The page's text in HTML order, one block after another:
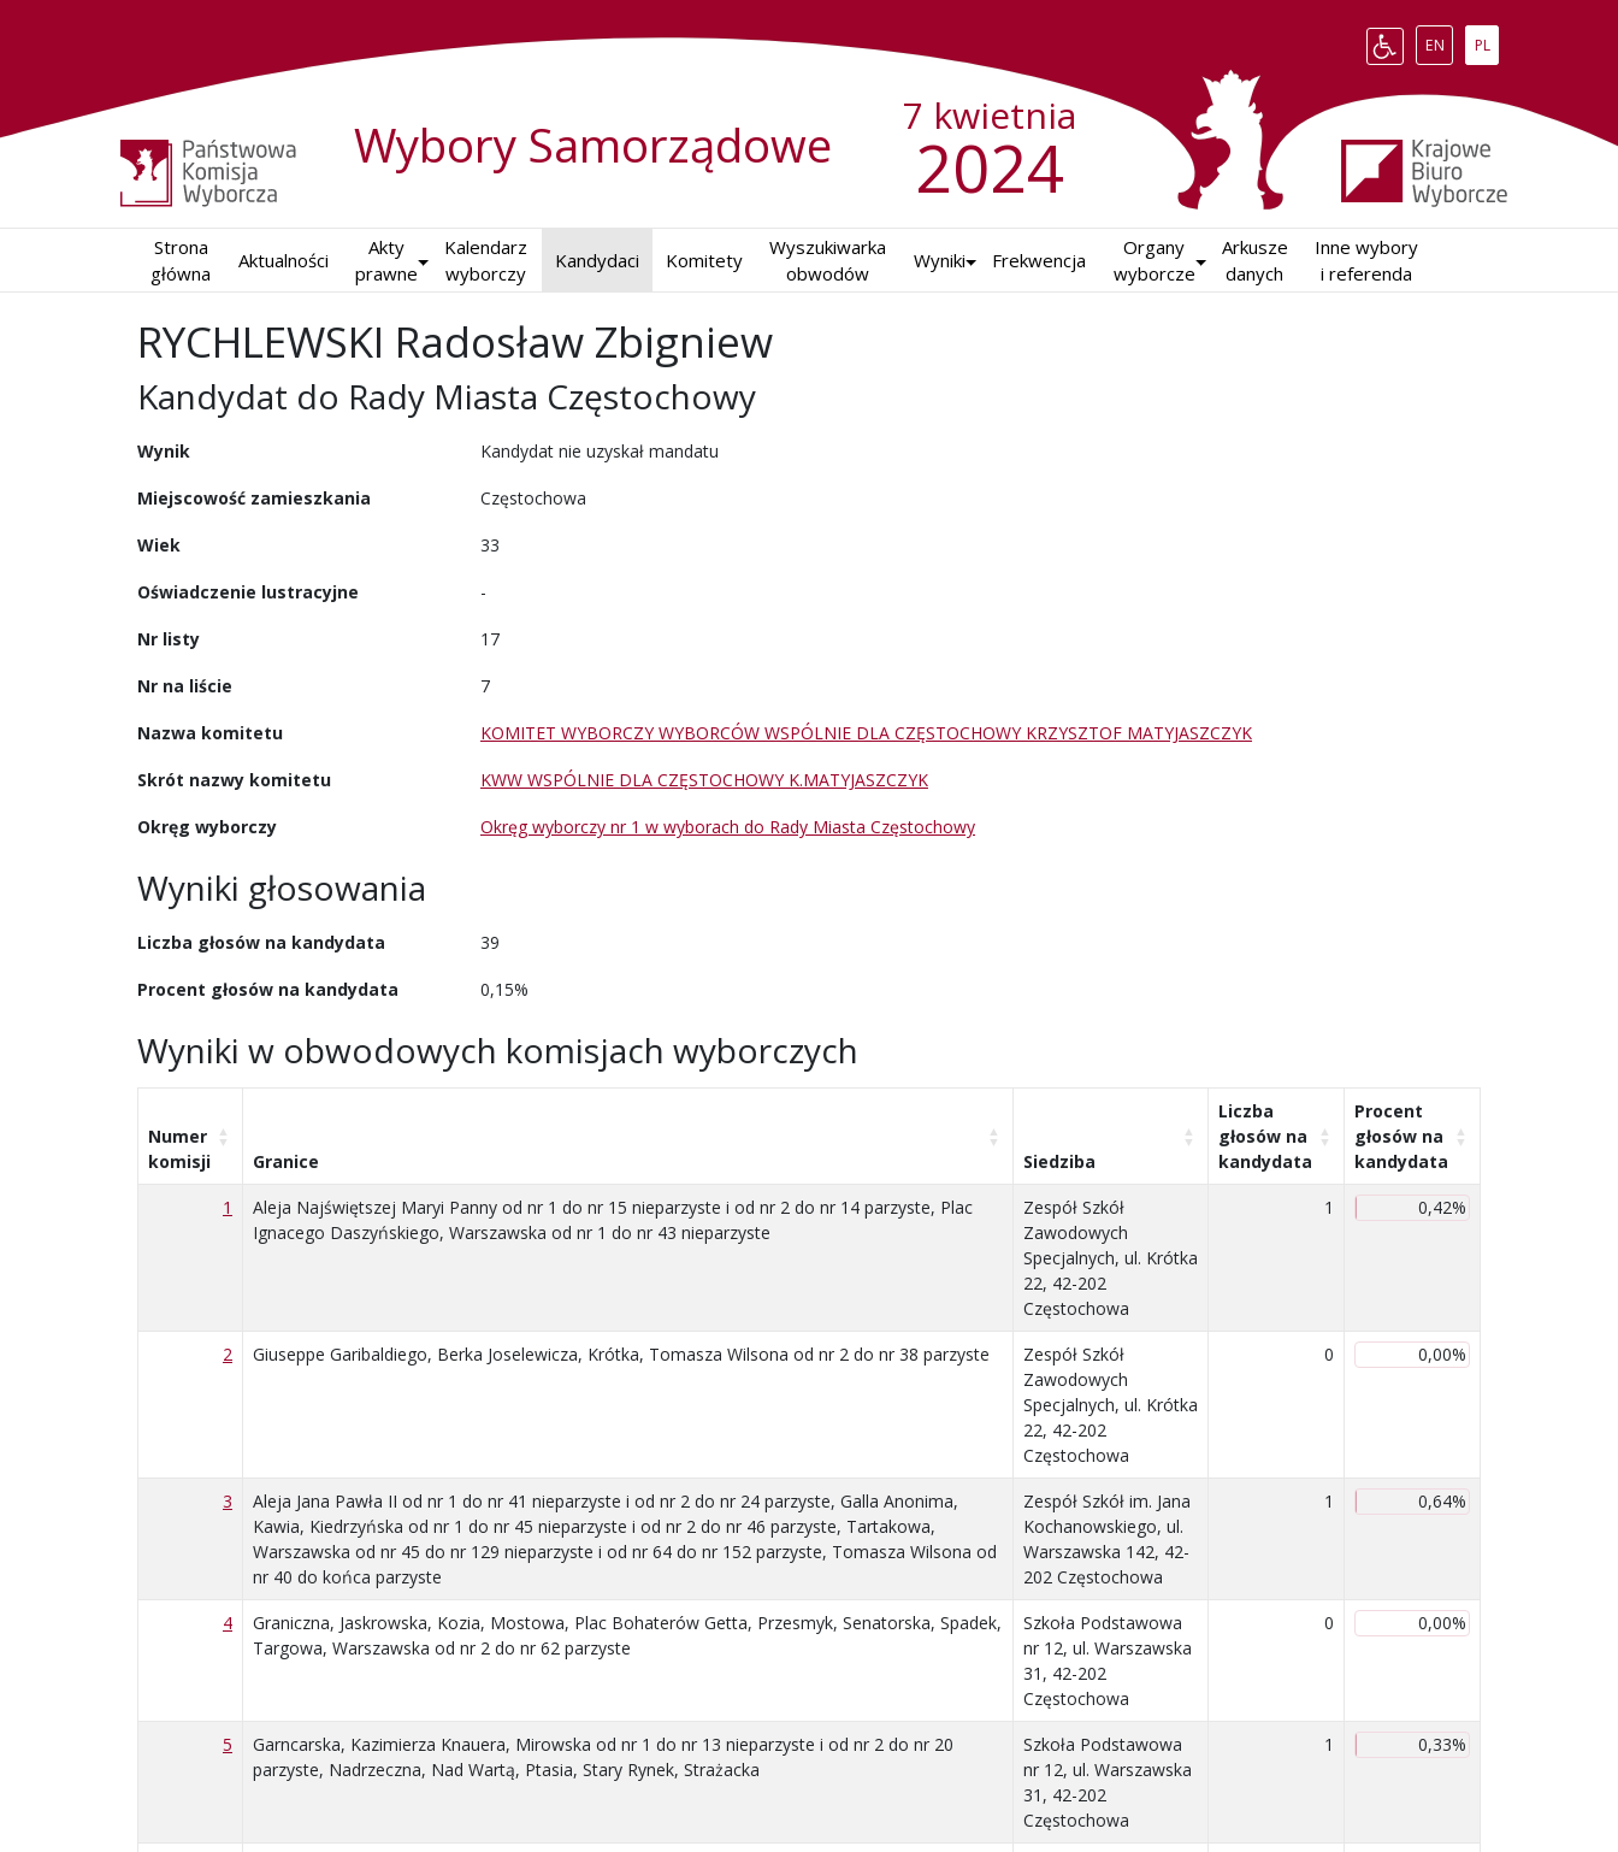
Change language to English
EN Zmień język na
PL
Wybory Samorządowe 2024
7 kwietnia
Strona
główna
Aktualności
Akty
prawne
Kalendarz
wyborczy
Kandydaci Komitety
Wyszukiwarka
obwodów
Wyniki Frekwencja
Organy
wyborcze
Arkusze
danych
Inne wybory
i referenda
RYCHLEWSKI Radosław Zbigniew
Kandydat do Rady Miasta Częstochowy
w wyborach samorządowych w 2024 r.
Wynik Kandydat nie uzyskał mandatu
Miejscowość zamieszkania Częstochowa
Wiek 33
Oświadczenie lustracyjne -
Nr listy 17
Nr na liście 7
Nazwa komitetu KOMITET WYBORCZY WYBORCÓW WSPÓLNIE DLA CZĘSTOCHOWY KRZYSZTOF MATYJASZCZYK
Skrót nazwy komitetu KWW WSPÓLNIE DLA CZĘSTOCHOWY K.MATYJASZCZYK
Okręg wyborczy Okręg wyborczy nr 1 w wyborach do Rady Miasta Częstochowy
Wyniki głosowania
Liczba głosów na kandydata 39
Procent głosów na kandydata 0,15%
Wyniki w obwodowych komisjach wyborczych
Numer
komisji
Granice Siedziba
Liczba
głosów na
kandydata
Procent
głosów na
kandydata
1
Aleja Najświętszej Maryi Panny od nr 1 do nr 15 nieparzyste i od nr 2 do nr 14 parzyste, Plac
Ignacego Daszyńskiego, Warszawska od nr 1 do nr 43 nieparzyste
Zespół Szkół
Zawodowych
Specjalnych, ul. Krótka
22, 42-202
Częstochowa
1 0,42%
2 Giuseppe Garibaldiego, Berka Joselewicza, Krótka, Tomasza Wilsona od nr 2 do nr 38 parzyste
Zespół Szkół
Zawodowych
Specjalnych, ul. Krótka
22, 42-202
Częstochowa
0 0,00%
3
Aleja Jana Pawła II od nr 1 do nr 41 nieparzyste i od nr 2 do nr 24 parzyste, Galla Anonima,
Kawia, Kiedrzyńska od nr 1 do nr 45 nieparzyste i od nr 2 do nr 46 parzyste, Tartakowa,
Warszawska od nr 45 do nr 129 nieparzyste i od nr 64 do nr 152 parzyste, Tomasza Wilsona od
nr 40 do końca parzyste
Zespół Szkół im. Jana
Kochanowskiego, ul.
Warszawska 142, 42-
202 Częstochowa
1 0,64%
4
Graniczna, Jaskrowska, Kozia, Mostowa, Plac Bohaterów Getta, Przesmyk, Senatorska, Spadek,
Targowa, Warszawska od nr 2 do nr 62 parzyste
Szkoła Podstawowa
nr 12, ul. Warszawska
31, 42-202
Częstochowa
0 0,00%
5
Garncarska, Kazimierza Knauera, Mirowska od nr 1 do nr 13 nieparzyste i od nr 2 do nr 20
parzyste, Nadrzeczna, Nad Wartą, Ptasia, Stary Rynek, Strażacka
Szkoła Podstawowa
nr 12, ul. Warszawska
31, 42-202
Częstochowa
1 0,33%